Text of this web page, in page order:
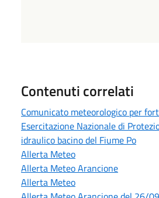
Contenuti correlati
Comunicato meteorologico per
Esercitazione Nazionale di
idraulico bacino del Fiume Po
Allerta Meteo
Allerta Meteo Arancione
Allerta Meteo